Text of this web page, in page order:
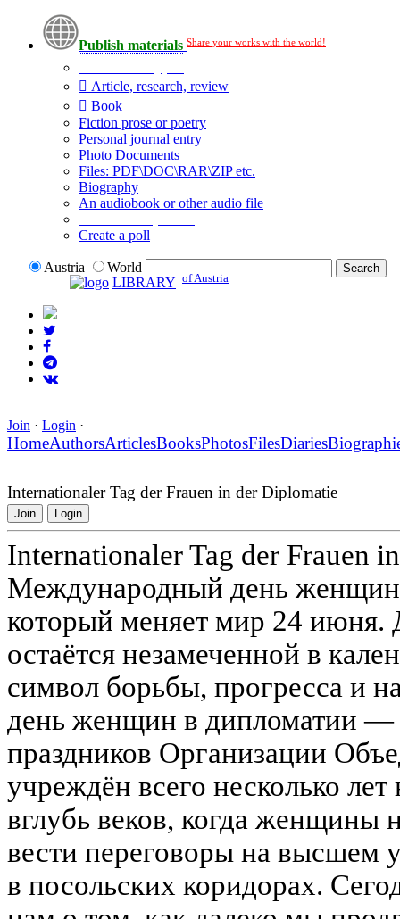
Publish materials Share your works with the world!
Article, research, review
Book
Fiction prose or poetry
Personal journal entry
Photo Documents
Files: PDF\DOC\RAR\ZIP etc.
Biography
An audiobook or other audio file
Create a poll
Austria
World
LIBRARY of Austria
Join · Login ·
HomeAuthorsArticlesBooksPhotosFilesDiaries
Internationaler Tag der Frauen in der Diplomatie
Join Login
Internationaler Tag der Frauen
Международный день женщин
который меняет мир 24 июня.
остаётся незамеченной в
символ борьбы, прогресса и
день женщин в дипломатии
праздников Организации
учреждён всего несколько
вглубь веков, когда женщины
вести переговоры на высшем
в посольских коридорах.